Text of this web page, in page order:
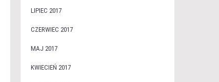
LIPIEC 2017
CZERWIEC 2017
MAJ 2017
KWIECIEŃ 2017